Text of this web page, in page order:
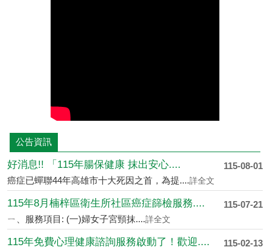
公告資訊
115-08-01
好消息!! 「115年腸保健康 抹出安心....
癌症已蟬聯44年高雄市十大死因之首，為提....詳全文
115-07-21
115年8月楠梓區衛生所社區癌症篩檢服務....
ㄧ、服務項目: (一)婦女子宮頸抹....詳全文
115-02-13
115年免費心理健康諮詢服務啟動了！歡迎....